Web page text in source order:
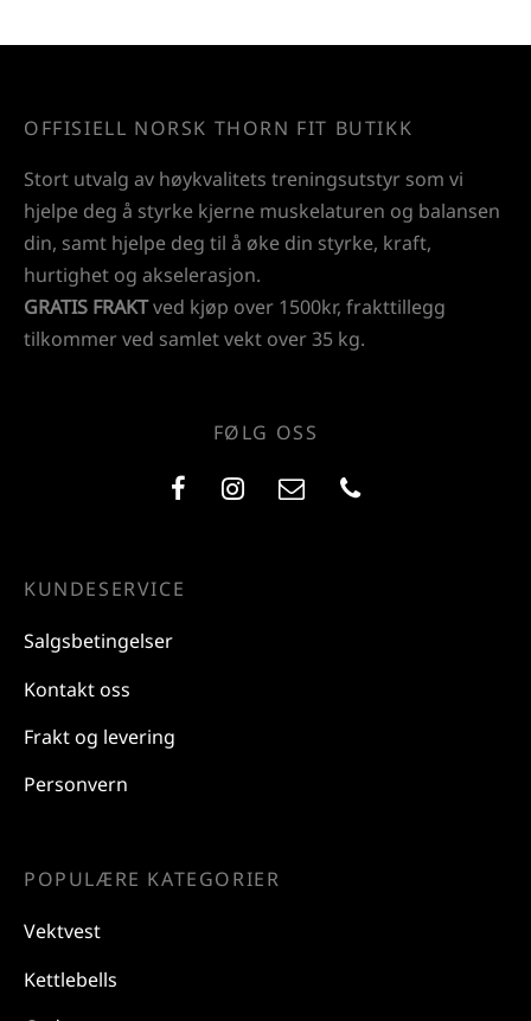
OFFISIELL NORSK THORN FIT BUTIKK
Stort utvalg av høykvalitets treningsutstyr som vi
hjelpe deg å styrke kjerne muskelaturen og balansen
din, samt hjelpe deg til å øke din styrke, kraft,
hurtighet og akselerasjon.
GRATIS FRAKTved kjøp over 1500kr, frakttillegg
tilkommer ved samlet vekt over 35 kg.
FØLG OSS
KUNDESERVICE
Salgsbetingelser
Kontakt oss
Frakt og levering
Personvern
POPULÆRE KATEGORIER
Vektvest
Kettlebells